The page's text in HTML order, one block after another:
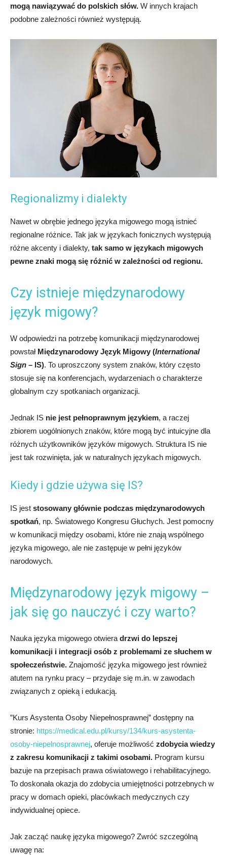
mogą nawiązywać do polskich słów. W innych krajach
podobne zależności również występują.
Regionalizmy i dialekty
Nawet w obrębie jednego języka migowego mogą istnieć
regionalne różnice. Tak jak w językach fonicznych występują
różne akcenty i dialekty, tak samo w językach migowych
pewne znaki mogą się różnić w zależności od regionu.
Czy istnieje międzynarodowy
język migowy?
W odpowiedzi na potrzebę komunikacji międzynarodowej
powstał Międzynarodowy Język Migowy (International
Sign – IS). To uproszczony system znaków, który często
stosuje się na konferencjach, wydarzeniach o charakterze
globalnym czy spotkaniach organizacji.
Jednak IS nie jest pełnoprawnym językiem, a raczej
zbiorem uogólnionych znaków, które mogą być intuicyjne dla
różnych użytkowników języków migowych. Struktura IS nie
jest tak rozwinięta, jak w naturalnych językach migowych.
Kiedy i gdzie używa się IS?
IS jest stosowany głównie podczas międzynarodowych
spotkań, np. Światowego Kongresu Głuchych. Jest pomocny
w komunikacji między osobami, które nie znają wspólnego
języka migowego, ale nie zastępuje w pełni języków
narodowych.
Międzynarodowy język migowy –
jak się go nauczyć i czy warto?
Nauka języka migowego otwiera drzwi do lepszej
komunikacji i integracji osób z problemami ze słuchem w
społeczeństwie. Znajomość języka migowego jest również
atutem na rynku pracy – przydaje się m.in. w zawodach
związanych z opieką i edukacją.
”Kurs Asystenta Osoby Niepełnosprawnej” dostępny na
stronie: https://medical.edu.pl/kursy/134/kurs-asystenta-
osoby-niepelnosprawnej, oferuje możliwość zdobycia wiedzy
z zakresu komunikacji z takimi osobami. Program kursu
bazuje na przepisach prawa oświatowego i rehabilitacyjnego.
To doskonała okazja do zdobycia umiejętności potrzebnych w
pracy w domach opieki, placówkach medycznych czy
indywidualnej opiece.
Jak zacząć naukę języka migowego? Zwróć szczególną
uwagę na: